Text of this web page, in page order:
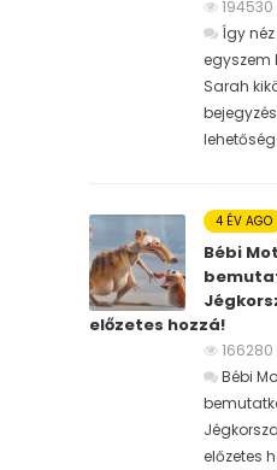
194530
Így
egyszem
Sarah
4 ÉV AGO
Bébi
előzetes hozzá!
166280
Bébi
előzetes